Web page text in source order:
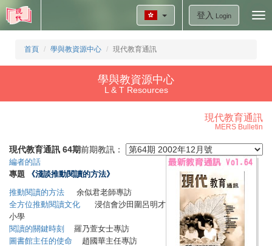
登入 Login
首頁 學與教資源中心 現代教育通訊
學與教資源中心
L & T Resources
現代教育通訊
MERS Bulletin
現代教育通訊 64期前期教訊：
編者的話
專題
《淺談推動閱讀的方法》
推動閱讀的方法 余似君老師專訪
全方位推動閱讀文化 浸信會沙田圍呂明才
小學
閱讀的關鍵時刻
羅乃萱女士專訪
圖書館主任的使命 趙國華主任專訪